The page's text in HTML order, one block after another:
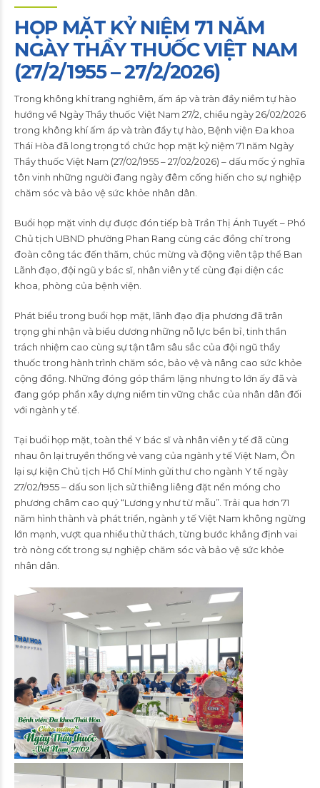
HỌP MẶT KỶ NIỆM 71 NĂM
NGÀY THẦY THUỐC VIỆT NAM
(27/2/1955 – 27/2/2026)
Trong không khí trang nghiêm, ấm áp và tràn đầy niềm tự hào
hướng về Ngày Thầy thuốc Việt Nam 27/2, chiều ngày 26/02/2026
trong không khí ấm áp và tràn đầy tự hào, Bệnh viện Đa khoa
Thái Hòa đã long trọng tổ chức họp mặt kỷ niệm 71 năm Ngày
Thầy thuốc Việt Nam (27/02/1955 – 27/02/2026) – dấu mốc ý nghĩa
tôn vinh những người đang ngày đêm cống hiến cho sự nghiệp
chăm sóc và bảo vệ sức khỏe nhân dân.
Buổi họp mặt vinh dự được đón tiếp bà Trần Thị Ánh Tuyết – Phó
Chủ tịch UBND phường Phan Rang cùng các đồng chí trong
đoàn công tác đến thăm, chúc mừng và động viên tập thể Ban
Lãnh đạo, đội ngũ y bác sĩ, nhân viên y tế cùng đại diện các
khoa, phòng của bệnh viện.
Phát biểu trong buổi họp mặt, lãnh đạo địa phương đã trân
trọng ghi nhận và biểu dương những nỗ lực bền bỉ, tinh thần
trách nhiệm cao cùng sự tận tâm sâu sắc của đội ngũ thầy
thuốc trong hành trình chăm sóc, bảo vệ và nâng cao sức khỏe
cộng đồng. Những đóng góp thầm lặng nhưng to lớn ấy đã và
đang góp phần xây dựng niềm tin vững chắc của nhân dân đối
với ngành y tế.
Tại buổi họp mặt, toàn thể Y bác sĩ và nhân viên y tế đã cùng
nhau ôn lại truyền thống vẻ vang của ngành y tế Việt Nam, Ôn
lại sự kiện Chủ tịch Hồ Chí Minh gửi thư cho ngành Y tế ngày
27/02/1955 – dấu son lịch sử thiêng liêng đặt nền móng cho
phương châm cao quý “Lương y như từ mẫu”. Trải qua hơn 71
năm hình thành và phát triển, ngành y tế Việt Nam không ngừng
lớn mạnh, vượt qua nhiều thử thách, từng bước khẳng định vai
trò nòng cốt trong sự nghiệp chăm sóc và bảo vệ sức khỏe
nhân dân.